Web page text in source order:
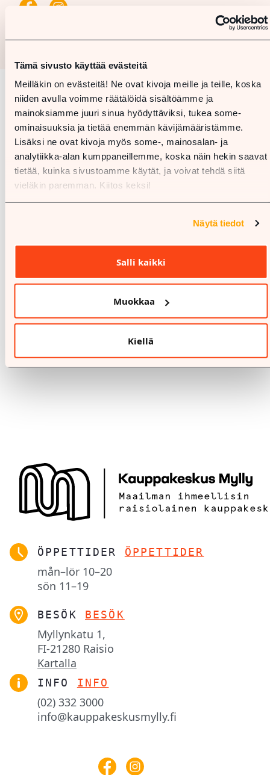
Tämä sivusto käyttää evästeitä
Meilläkin on evästeitä! Ne ovat kivoja meille ja teille, koska
niiden avulla voimme räätälöidä sisältöämme ja
mainoksiamme juuri sinua hyödyttäviksi, tukea some-
ominaisuuksia ja tietää enemmän kävijämääristämme.
Lisäksi ne ovat kivoja myös some-, mainosalan- ja
analytiikka-alan kumppaneillemme, koska näin hekin saavat
tietää, kuinka sivustoamme käytät, ja voivat tehdä siitä
vieläkin paremman. Kiitos keksi!
Näytä tiedot
Salli kaikki
Muokkaa
Kiellä
Karta
ÖPPETTIDER ÖPPETTIDER
mån–lör 10–20
sön 11–19
BESÖK BESÖK
Myllynkatu 1,
FI-21280 Raisio
Kartalla
INFO INFO
(02) 332 3000
info@kauppakeskusmylly.fi